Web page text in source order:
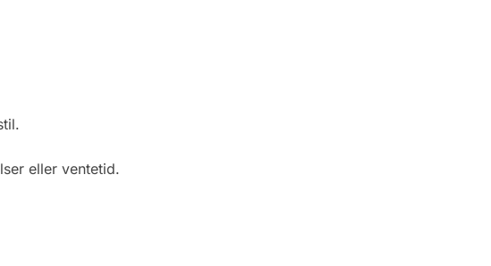
eller ventetid.